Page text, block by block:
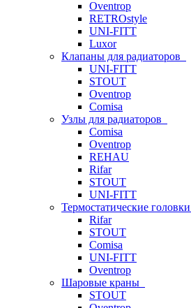
Oventrop
RETROstyle
UNI-FITT
Luxor
Клапаны для радиаторов
UNI-FITT
STOUT
Oventrop
Comisa
Узлы для радиаторов
Comisa
Oventrop
REHAU
Rifar
STOUT
UNI-FITT
Термостатические головки
Rifar
STOUT
Comisa
UNI-FITT
Oventrop
Шаровые краны
STOUT